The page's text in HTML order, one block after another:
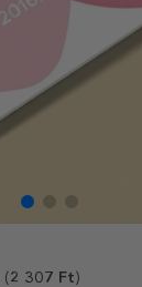
( 2 307 Ft )